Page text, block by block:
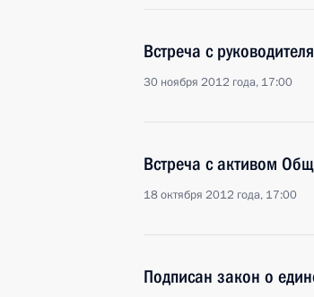
Встреча с
30 ноября 2012 года, 17:00
Встреча с активом
18 октября 2012 года, 17:00
Подписан закон о